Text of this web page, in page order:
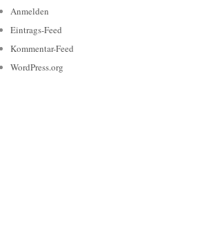
Anmelden
Eintrags-Feed
Kommentar-Feed
WordPress.org